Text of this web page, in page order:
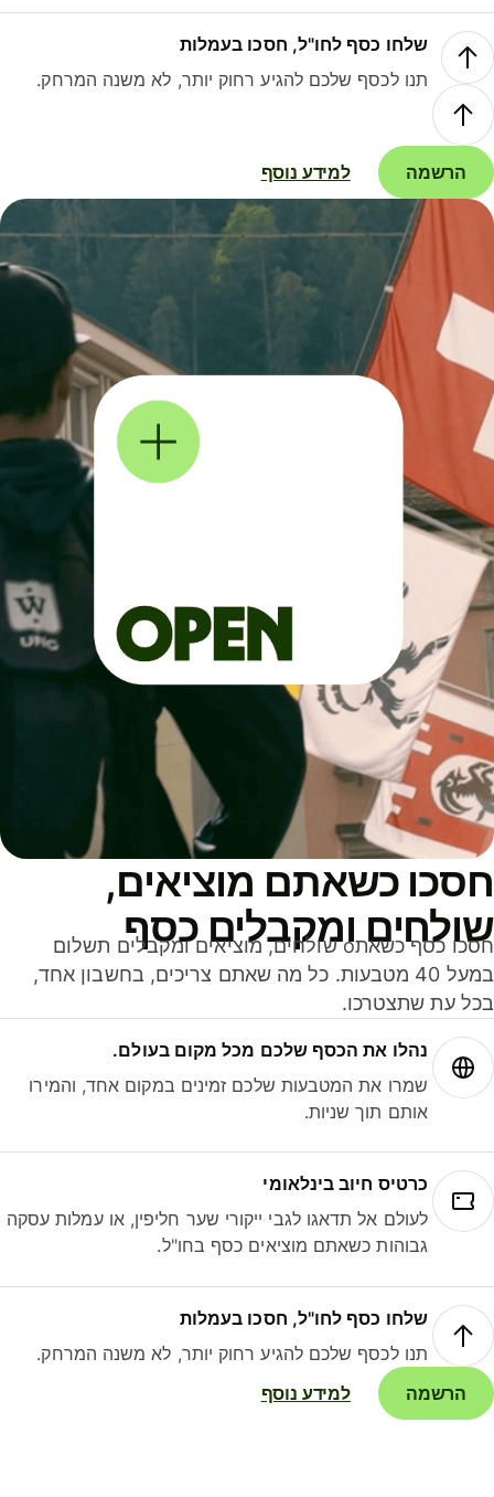
שלחו כסף לחו"ל, חסכו בעמלות
תנו לכסף שלכם להגיע רחוק יותר, לא משנה המרחק.
הרשמה למידע נוסף
כשאתם מוציאים,
ומקבלים כסף
חסכו כסף כשאתo שולחים, מוציאים ומקבלים תשלום
במעל 40 מטבעות. כל מה שאתם צריכים, בחשבון אחד,
עת שתצטרכו.
נהלו את הכסף שלכם מכל מקום בעולם.
שמרו את המטבעות שלכם זמינים במקום אחד, והמירו
אותם תוך שניות.
כרטיס חיוב בינלאומי
לעולם אל תדאגו לגבי ייקורי שער חליפין, או עמלות עסקה
גבוהות כשאתם מוציאים כסף בחו"ל.
שלחו כסף לחו"ל, חסכו בעמלות
תנו לכסף שלכם להגיע רחוק יותר, לא משנה המרחק.
הרשמה
למידע נוסף